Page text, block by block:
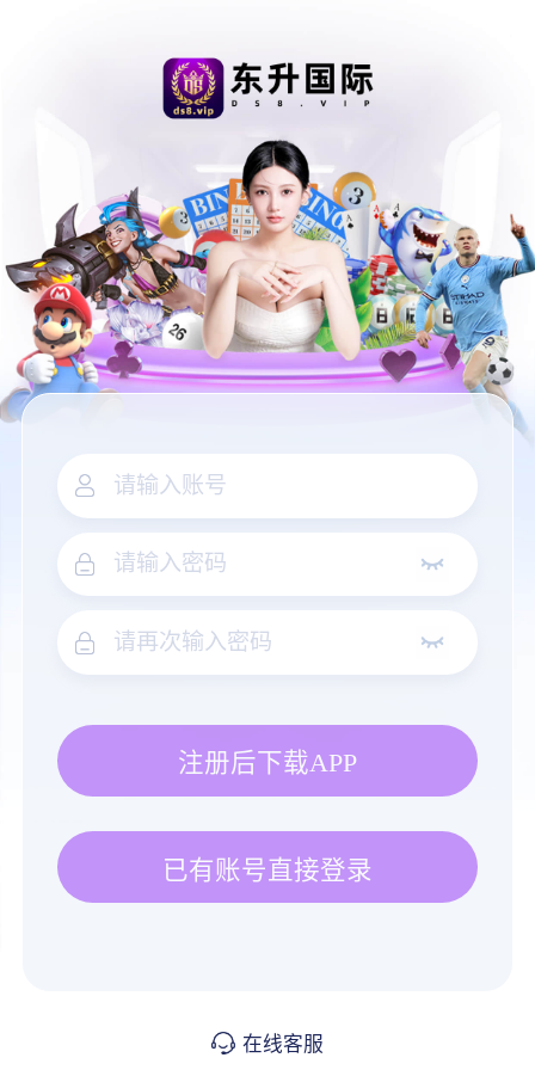
注册后下载APP
已有账号直接登录
在线客服